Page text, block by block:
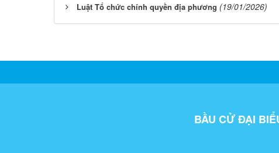
Luật Tổ chức chính quyền địa phương (19/01/2026)
BẦU CỬ ĐẠI